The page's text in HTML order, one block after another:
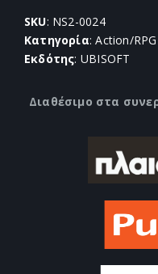
SKU: NS2-0024
Κατηγορία: Action/RPG
Εκδότης: UBISOFT
Διαθέσιμο στα